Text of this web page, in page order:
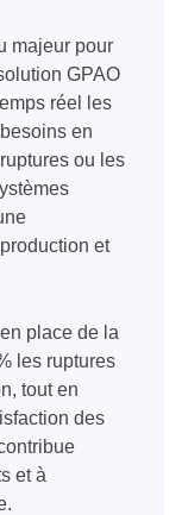
majeur pour
GPAO
réel les
en
ou les
et
place de la
les ruptures
tout en
des
et à